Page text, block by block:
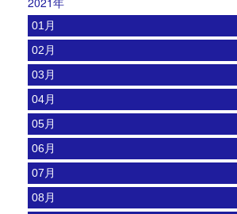
01月
02月
03月
04月
05月
06月
07月
08月